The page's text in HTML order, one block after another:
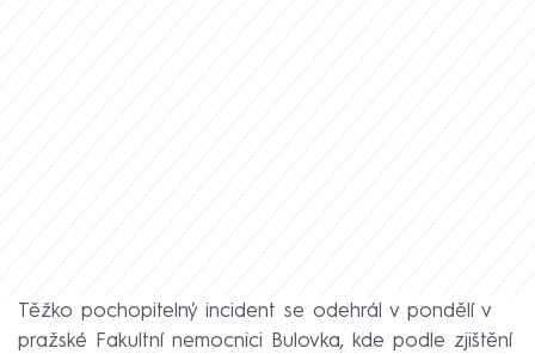
Těžko pochopitelný incident se odehrál v pondělí v
pražské Fakultní nemocnici Bulovka, kde podle zjištění